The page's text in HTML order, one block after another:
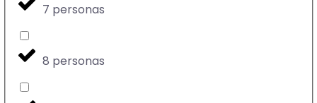
7 personas
8 personas